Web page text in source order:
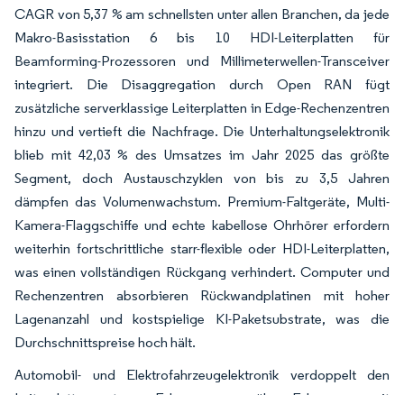
CAGR von 5,37 % am schnellsten unter allen Branchen, da jede
Makro-Basisstation 6 bis 10 HDI-Leiterplatten für
Beamforming-Prozessoren und Millimeterwellen-Transceiver
integriert. Die Disaggregation durch Open RAN fügt
zusätzliche serverklassige Leiterplatten in Edge-Rechenzentren
hinzu und vertieft die Nachfrage. Die Unterhaltungselektronik
blieb mit 42,03 % des Umsatzes im Jahr 2025 das größte
Segment, doch Austauschzyklen von bis zu 3,5 Jahren
dämpfen das Volumenwachstum. Premium-Faltgeräte, Multi-
Kamera-Flaggschiffe und echte kabellose Ohrhörer erfordern
weiterhin fortschrittliche starr-flexible oder HDI-Leiterplatten,
was einen vollständigen Rückgang verhindert. Computer und
Rechenzentren absorbieren Rückwandplatinen mit hoher
Lagenanzahl und kostspielige KI-Paketsubstrate, was die
Durchschnittspreise hoch hält.
Automobil- und Elektrofahrzeugelektronik verdoppelt den